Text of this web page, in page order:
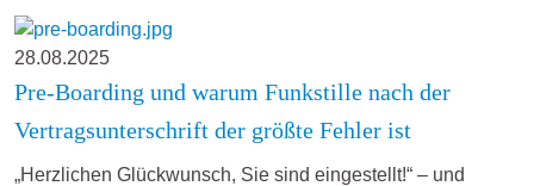
28.08.2025
Pre-Boarding und warum Funkstille nach der
Vertragsunterschrift der größte Fehler ist
„Herzlichen Glückwunsch, Sie sind eingestellt!“ – und